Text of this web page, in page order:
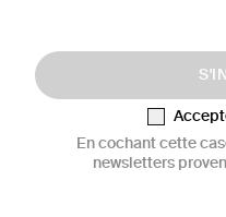
En cochant cette
newsletters